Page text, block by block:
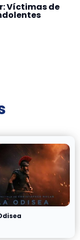
Víctimas de